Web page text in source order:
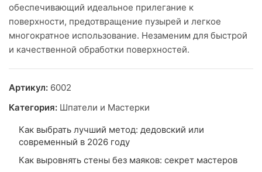
обеспечивающий идеальное прилегание к
поверхности, предотвращение пузырей и легкое
многократное использование. Незаменим для быстрой
и качественной обработки поверхностей.
Артикул: 6002
Категория: Шпатели и Мастерки
Как выбрать лучший метод: дедовский или
современный в 2026 году
Как выровнять стены без маяков: секрет мастеров